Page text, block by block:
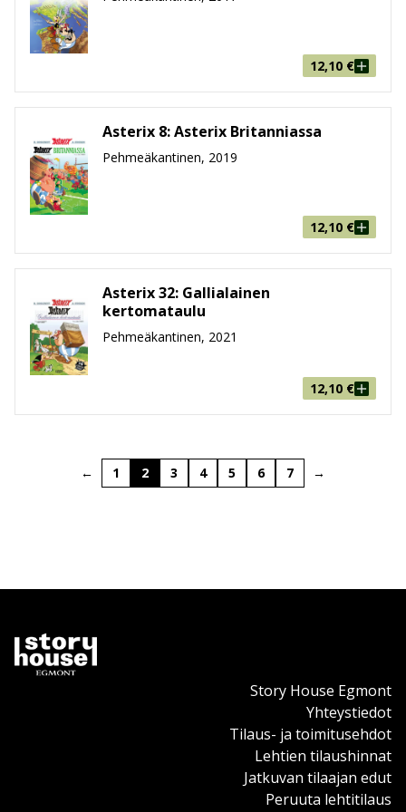
hahmot
Pienen gallialaisen kylän sisäinen riitaisuus todistaa,
että tekijät osaavat naapurikansojen lisäksi nauraa
heidän omalaatuiset piirteensä tuovat tarinoihin
rutkasti huumoria ja luonnetta. Monet Gallian kylän
hahmoista ovat meille kaikille tuttuja:
Akvavitix
Idefix
Yksi tuoreimmista Asterix-albumeista, vuonna 2019
julkaistuVercingetorixin tytär
hahmogallerian sukupolvenvaihdosta. Asterix
seikkailee -sarja ei olekaan loppunut edes René
Goscinnyn ja Albert Uderzon poistumisen myötä, vaan
Asterixin merkitys eurooppalaiselle sarjakuvalle ja
seikkailujaan. Sarjan suosiota alleviivaa myös Pariisin
lähellä sijaitseva Parc Astérix, joka on yksi Euroopan
Ihka uutta Asterixia on jatkossakin luvassa, ja
klassikoja löytyy pehmeä- ja kovakantisina laitoksina
kirja- ja verkkokaupoista, ja pehmeäkantisina
12,10 €
Asterix 8: Asterix Britanniassa
Pehmeäkantinen, 2019
12,10 €
Asterix 32: Gallialainen
kertomataulu
Pehmeäkantinen, 2021
12,10 €
← 1 2 3 4 5 6 7 →
Story House Egmont
Yhteystiedot
Tilaus- ja toimitusehdot
Lehtien tilaushinnat
Jatkuvan tilaajan edut
Peruuta lehtitilaus